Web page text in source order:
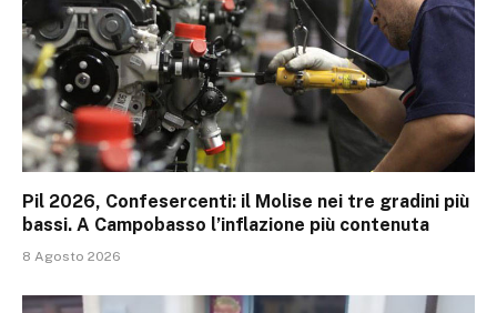
Pil 2026, Confesercenti: il Molise nei tre gradini più
bassi. A Campobasso l’inflazione più contenuta
8 Agosto 2026